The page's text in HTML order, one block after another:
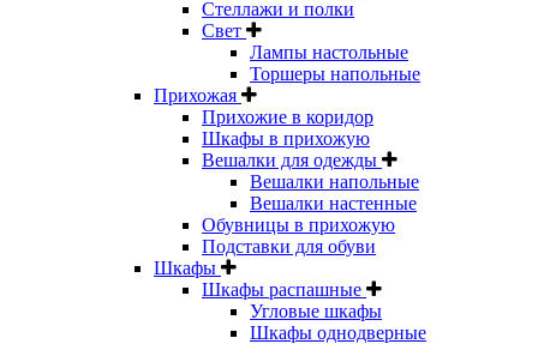
Стеллажи и полки
Свет
Лампы настольные
Торшеры напольные
Прихожая
Прихожие в коридор
Шкафы в прихожую
Вешалки для одежды
Вешалки напольные
Вешалки настенные
Обувницы в прихожую
Подставки для обуви
Шкафы
Шкафы распашные
Угловые шкафы
Шкафы однодверные